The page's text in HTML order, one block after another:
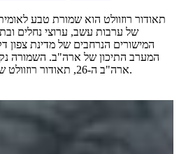
תאודור רוזוולט הוא שמורת טבע
של ערבות עשב, ערוצי נחלים
המישורים הנרחבים של מדינת צפון
המערב התיכון של ארה"ב. השמורה
ארה"ב ה-26, תאודור רוזוולט שהיה חובב טבע מושבע.